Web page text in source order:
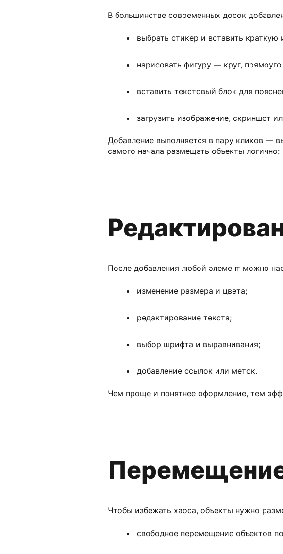
В большинстве современных досок
выбрать стикер и вставить краткую
нарисовать фигуру — круг,
вставить текстовый блок для
загрузить изображение, скриншот
Добавление выполняется в пару кликов —
самого начала размещать объекты
После добавления любой элемент можно
изменение размера и цвета;
редактирование текста;
выбор шрифта и выравнивания;
добавление ссылок или меток.
Чем проще и понятнее оформление, тем
Чтобы избежать хаоса, объекты нужно
свободное перемещение объектов